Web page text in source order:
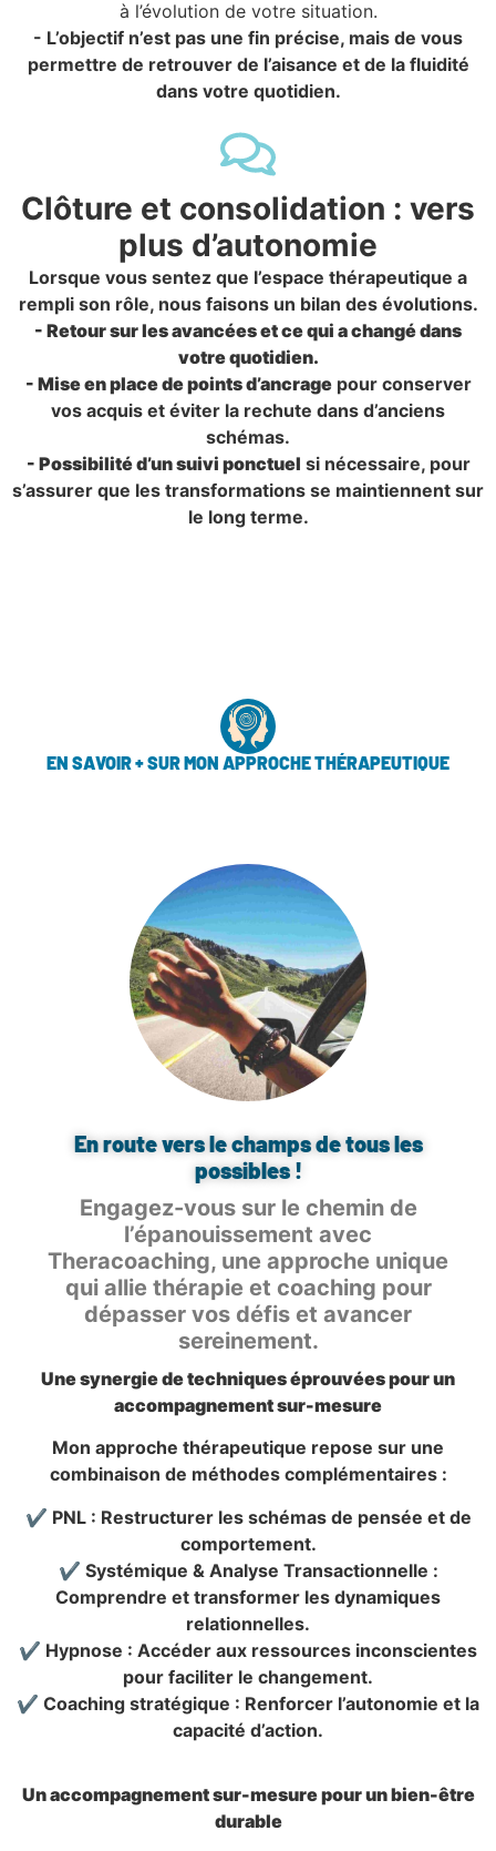
à l’évolution de votre situation.
- L’objectif n’est pas une fin précise, mais de vous
permettre de retrouver de l’aisance et de la fluidité
dans votre quotidien.
Clôture et consolidation : vers
plus d’autonomie
Lorsque vous sentez que l’espace thérapeutique a
rempli son rôle, nous faisons un bilan des évolutions.
- Retour sur les avancées et ce qui a changé dans
votre quotidien.
- Mise en place de points d’ancragepour conserver
vos acquis et éviter la rechute dans d’anciens
schémas.
- Possibilité d’un suivi ponctuel si nécessaire, pour
s’assurer que les transformations se maintiennent sur
le long terme.
EN SAVOIR + SUR MON APPROCHE THÉRAPEUTIQUE
En route vers le champs de tous les
possibles !
Engagez-vous sur le chemin de
l’épanouissement avec
Theracoaching, une approche unique
qui allie thérapie et coaching pour
dépasser vos défis et avancer
sereinement.
Une synergie de techniques éprouvées pour un
accompagnement sur-mesure
Mon approche thérapeutique repose sur une
combinaison de méthodes complémentaires :
✔ PNL : Restructurer les schémas de pensée et de
comportement.
✔ Systémique & Analyse Transactionnelle :
Comprendre et transformer les dynamiques
relationnelles.
✔ Hypnose : Accéder aux ressources inconscientes
pour faciliter le changement.
✔ Coaching stratégique : Renforcer l’autonomie et la
capacité d’action.
Un accompagnement sur-mesure pour un bien-être
durable